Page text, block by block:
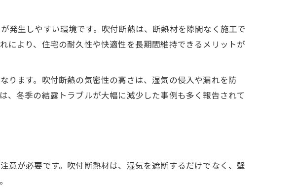
発生しやすい環境です。吹付断熱は、断熱材を隙間なく施工で
により、住宅の耐久性や快適性を長期間維持できるメリットが
ります。吹付断熱の気密性の高さは、湿気の侵入や漏れを防
、冬季の結露トラブルが大幅に減少した事例も多く報告されて
意が必要です。吹付断熱材は、湿気を遮断するだけでなく、壁